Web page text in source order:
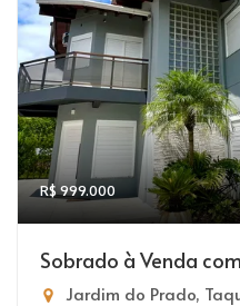
R$ 999.000
Sobrado à Venda
Jardim do Prado,